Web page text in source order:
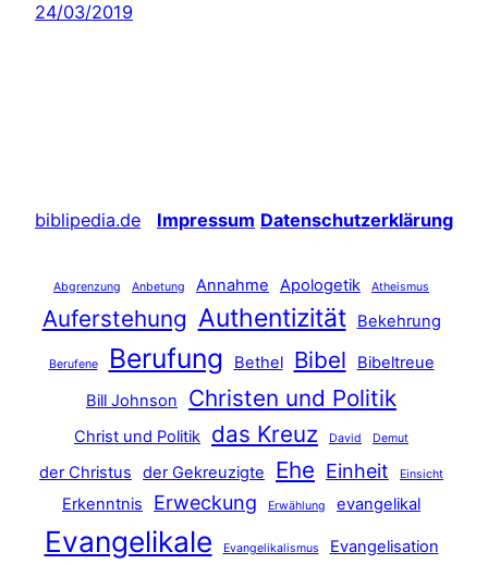
24/03/2019
biblipedia.de Impressum Datenschutzerklärung
Abgrenzung Anbetung Annahme Apologetik Atheismus
Auferstehung Authentizität Bekehrung
Berufene Berufung Bethel Bibel
Bibeltreue
Bill Johnson
Christen und Politik
Christ und Politik das Kreuz David Demut
der Christus der Gekreuzigte Ehe Einheit Einsicht
Erkenntnis Erweckung Erwählung evangelikal
Evangelikale Evangelikalismus Evangelisation